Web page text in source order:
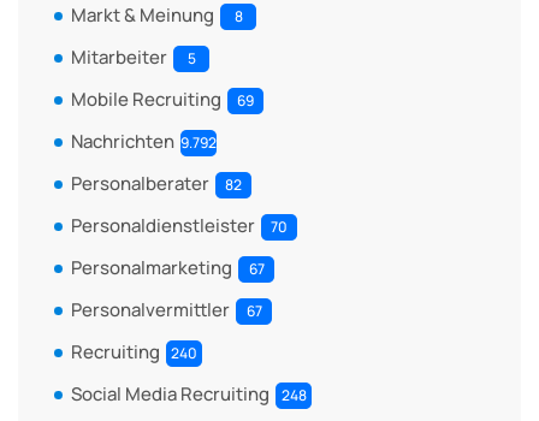
Markt & Meinung 8
Mitarbeiter 5
Mobile Recruiting 69
Nachrichten 9.792
Personalberater 82
Personaldienstleister 70
Personalmarketing 67
Personalvermittler 67
Recruiting 240
Social Media Recruiting 248